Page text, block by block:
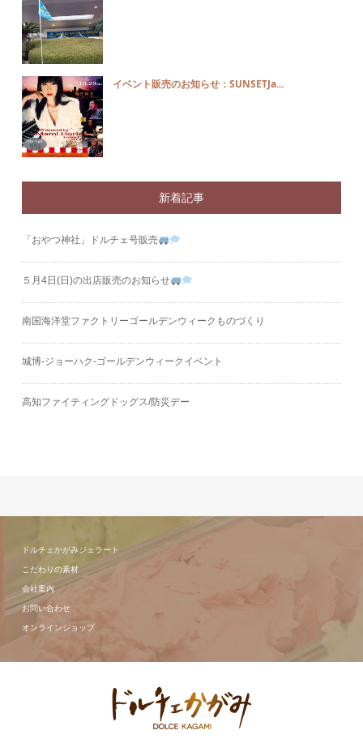
イベント販売のお知らせ：SUNSETJa...
新着記事
「おやつ神社」ドルチェ号販売
５月4日(日)の出店販売のお知らせ
南国海洋堂ファクトリーゴールデンウィークものづくり
城博‐ジョーハク‐ゴールデンウィークイベント
高知ファイティングドッグス/防災デー
ドルチェかがみジェラート
こだわりの素材
会社案内
お問い合わせ
オンラインショップ